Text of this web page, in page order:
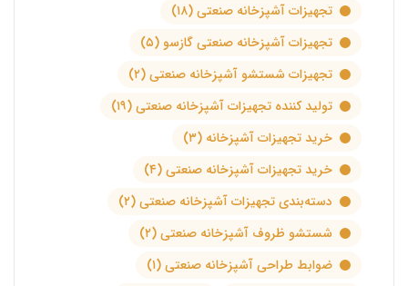
تجهیزات آشپزخانه صنعتی(۱۸)
تجهیزات آشپزخانه صنعتی گازسو (۵)
تجهیزات شستشو آشپزخانه صنعتی(۲)
تولید کننده تجهیزات آشپزخانه صنعتی(۱۹)
خرید تجهیزات آشپزخانه (۳)
خرید تجهیزات آشپزخانه صنعتی(۴)
دسته‌بندی تجهیزات آشپزخانه صنعتی(۲)
شستشو ظروف آشپزخانه صنعتی(۲)
ضوابط طراحی آشپزخانه صنعتی(۱)